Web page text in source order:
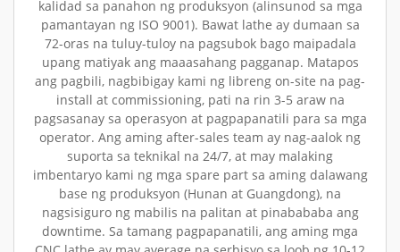
kalidad sa panahon ng produksyon (alinsunod sa mga
pamantayan ng ISO 9001). Bawat lathe ay dumaan sa
72-oras na tuluy-tuloy na pagsubok bago maipadala
upang matiyak ang maaasahang pagganap. Matapos
ang pagbili, nagbibigay kami ng libreng on-site na pag-
install at commissioning, pati na rin 3-5 araw na
pagsasanay sa operasyon at pagpapanatili para sa mga
operator. Ang aming after-sales team ay nag-aalok ng
suporta sa teknikal na 24/7, at may malaking
imbentaryo kami ng mga spare part sa aming dalawang
base ng produksyon (Hunan at Guangdong), na
nagsisiguro ng mabilis na palitan at pinabababa ang
downtime. Sa tamang pagpapanatili, ang aming mga